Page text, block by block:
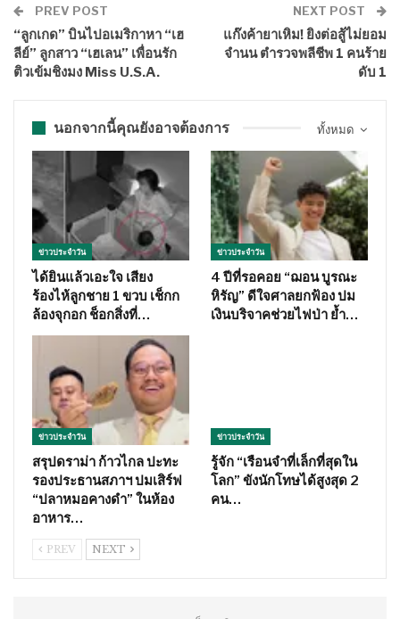
PREV POST
“ลูกเกด” บินไปอเมริกาหา “เฮ
ลีย์” ลูกสาว “เฮเลน” เพื่อนรัก
ติวเข้มชิงมง Miss U.S.A.
NEXT POST
แก๊งค้ายาเหิม! ยิงต่อสู้ไม่ยอม
จำนน ตำรวจพลีชีพ 1 คนร้าย
ดับ 1
ทั้งหมด
นอกจากนี้คุณยังอาจต้องการ
ข่าวประจำวัน
ได้ยินแล้วเอะใจ เสียง
ร้องไห้ลูกชาย 1 ขวบ เช็กก
ล้องจุกอก ช็อกสิ่งที่…
ข่าวประจำวัน
4 ปีที่รอคอย “ฌอน บูรณะ
หิรัญ” ดีใจศาลยกฟ้อง ปม
เงินบริจาคช่วยไฟป่า ย้ำ…
ข่าวประจำวัน
สรุปดราม่า ก้าวไกล ปะทะ
รองประธานสภาฯ ปมเสิร์ฟ
“ปลาหมอคางดำ” ในห้อง
อาหาร…
ข่าวประจำวัน
รู้จัก “เรือนจำที่เล็กที่สุดใน
โลก” ขังนักโทษได้สูงสุด 2
คน…
PREV NEXT